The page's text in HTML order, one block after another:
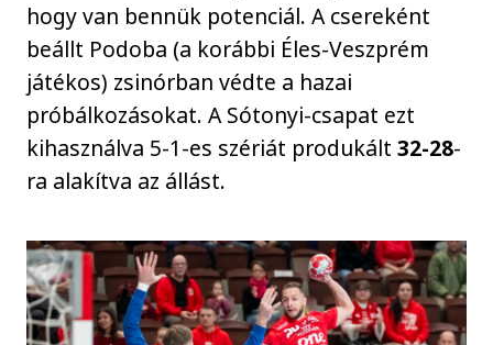
hogy van bennük potenciál. A csereként
beállt Podoba (a korábbi Éles-Veszprém
játékos) zsinórban védte a hazai
próbálkozásokat. A Sótonyi-csapat ezt
kihasználva 5-1-es szériát produkált32-28-
ra alakítva az állást.